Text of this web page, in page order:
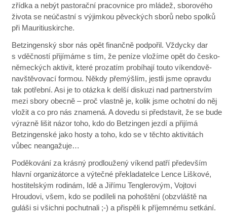
zřídka a nebýt pastorační pracovnice pro mládež, sborového
života se neúčastní s výjimkou pěveckých sborů nebo spolků
při Mauritiuskirche.
Betzingenský sbor nás opět finančně podpořil. Vždycky dar
s vděčností přijímáme s tím, že peníze vložíme opět do česko-
německých aktivit, které prozatím probíhají touto víkendově-
navštěvovací formou. Někdy přemýšlím, jestli jsme opravdu
tak potřební. Asi je to otázka k delší diskuzi nad partnerstvím
mezi sbory obecně – proč vlastně je, kolik jsme ochotní do něj
vložit a co pro nás znamená. A dovedu si představit, že se bude
výrazně lišit názor toho, kdo do Betzingen jezdí a přijímá
Betzingenské jako hosty a toho, kdo se v těchto aktivitách
vůbec neangažuje…
Poděkování za krásný prodloužený víkend patří především
hlavní organizátorce a výtečné překladatelce Lence Liškové,
hostitelským rodinám, Idě a Jiřímu Tenglerovým, Vojtovi
Hroudovi, všem, kdo se podíleli na pohoštění (obzvláště na
guláši si všichni pochutnali ;-) a přispěli k příjemnému setkání.